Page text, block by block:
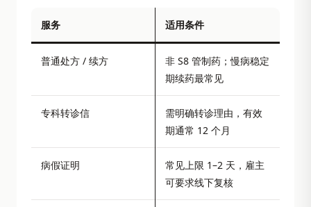
服务 适用条件
普通处方 / 续方
非 S8 管制药；慢病稳定
期续药最常见
专科转诊信
需明确转诊理由，有效
期通常 12 个月
病假证明
常见上限 1–2 天，雇主
可要求线下复核